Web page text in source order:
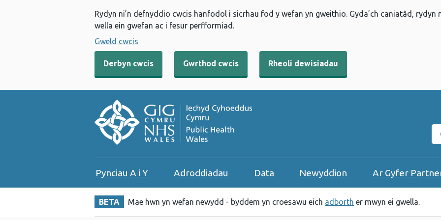
Rydyn ni’n defnyddio cwcis hanfodol i sicrhau fod y wefan yn gweithio. Gyda’ch caniatâd,
wella ein gwefan ac i fesur perfformiad.
Gweld cwcis
Derbyn cwcis Gwrthod cwcis Rheoli dewisiadau
Pynciau A i Y Adroddiadau Data Newyddion Ar Gyfer
BETA Mae hwn yn wefan newydd - byddem yn croesawu eich adborth er mwyn ei gwella.